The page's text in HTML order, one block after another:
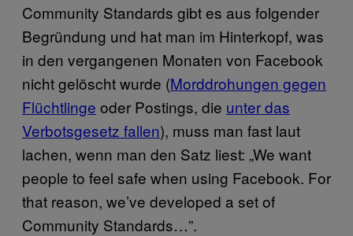
Community Standards gibt es aus folgender
Begründung und hat man im Hinterkopf, was
in den vergangenen Monaten von Facebook
nicht gelöscht wurde (Morddrohungen gegen
Flüchtlinge oder Postings, die unter das
Verbotsgesetz fallen), muss man fast laut
lachen, wenn man den Satz liest: „We want
people to feel safe when using Facebook. For
that reason, we’ve developed a set of
Community Standards…”.